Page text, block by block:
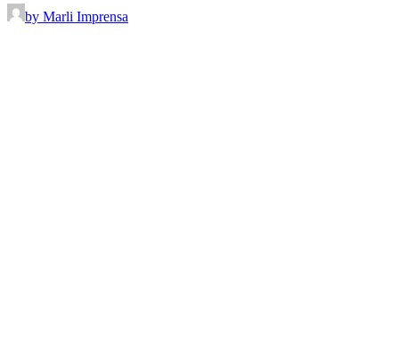
by Marli Imprensa